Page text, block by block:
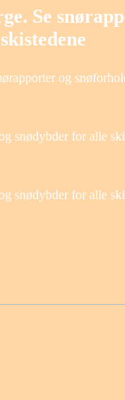
Se
og
snødybder for alle
snødybder for alle